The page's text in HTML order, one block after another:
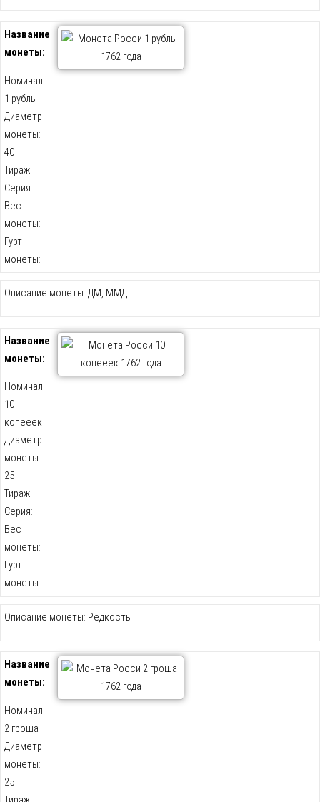
Название
монеты:
Номинал:
1 рубль
Диаметр
монеты:
40
Тираж:
Серия:
Вес
монеты:
Гурт
монеты:
Описание монеты: ДМ, ММД.
Название
монеты:
Номинал:
10
копееек
Диаметр
монеты:
25
Тираж:
Серия:
Вес
монеты:
Гурт
монеты:
Описание монеты: Редкость
Название
монеты:
Номинал:
2 гроша
Диаметр
монеты:
25